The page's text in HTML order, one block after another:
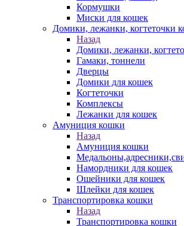
Кормушки
Миски для кошек
Домики, лежанки, когтеточки
Назад
Домики, лежанки,
Гамаки, тоннели
Дверцы
Домики для кошек
Когтеточки
Комплексы
Лежанки для кошек
Амуниция кошки
Назад
Амуниция кошки
Намордники для кошек
Ошейники для кошек
Шлейки для кошек
Транспортировка кошки
Назад
Транспортировка кошки